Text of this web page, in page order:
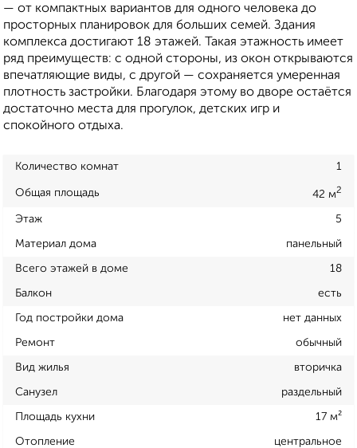
— от компактных вариантов для одного человека до
просторных планировок для больших семей. Здания
комплекса достигают 18 этажей. Такая этажность имеет
ряд преимуществ: с одной стороны, из окон открываются
впечатляющие виды, с другой — сохраняется умеренная
плотность застройки. Благодаря этому во дворе остаётся
достаточно места для прогулок, детских игр и
спокойного отдыха.
Количество комнат 1
Общая площадь 42 м2
Этаж 5
Материал дома панельный
Всего этажей в доме 18
Балкон есть
Год постройки дома нет данных
Ремонт обычный
Вид жилья вторичка
Санузел раздельный
Площадь кухни 17 м²
Отопление центральное